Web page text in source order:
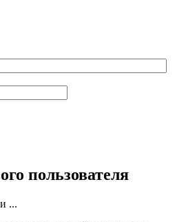
пользователя
...